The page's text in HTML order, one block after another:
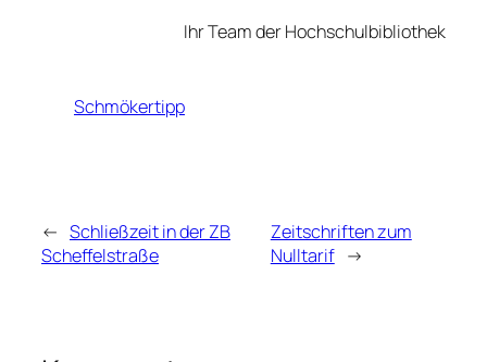
Ihr Team der Hochschulbibliothek
Schmökertipp
← Schließzeit in der ZB
Scheffelstraße
Zeitschriften zum
Nulltarif →